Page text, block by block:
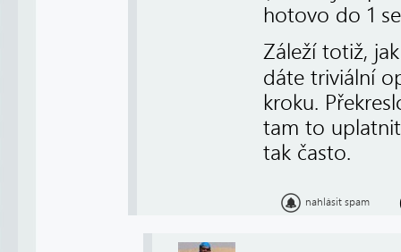
hotovo do 1
Záleží totiž,
dáte triviální
kroku.
tam to
tak často.
nahlásit spam